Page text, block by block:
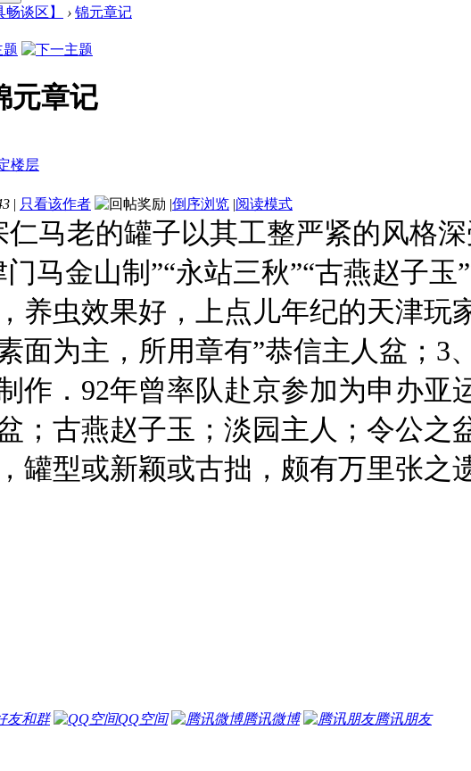
畅谈区】 › 锦元章记
元章记
| 只看该作者 |倒序浏览 |阅读模式
仁马老的罐子以其工整严紧的风格
马金山制”“永站三秋”“古燕赵子
养虫效果好，上点儿年纪的天津玩
面为主，所用章有”恭信主人盆；3
作．92年曾率队赴京参加为申办
；古燕赵子玉；淡园主人；令公之
罐型或新颖或古拙，颇有万里张之
友和群 QQ空间 腾讯微博
腾讯朋友